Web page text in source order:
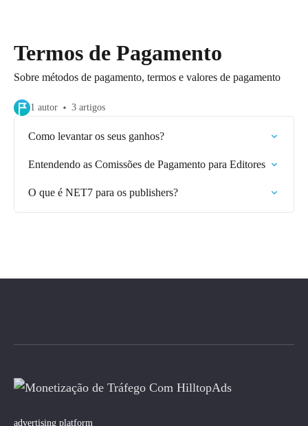
Termos de Pagamento
Sobre métodos de pagamento, termos e valores de pagamento
1 autor 3 artigos
Como levantar os seus ganhos?
Entendendo as Comissões de Pagamento para Editores
O que é NET7 para os publishers?
advertising platform